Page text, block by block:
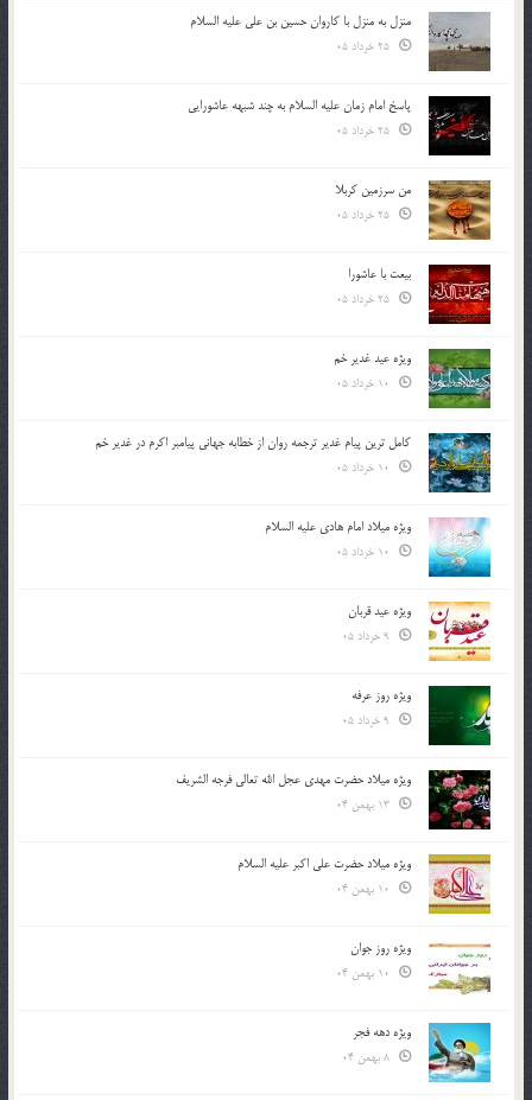
منزل به منزل با کاروان حسین بن علی علیه السلام
پاسخ امام زمان علیه السلام به چند شبهه عاشورایی
من سرزمین کربلا
بیعت با عاشورا
ویژه عید غدیر خم
کامل ترین پیام غدیر ترجمه روان از خطابه جهانی پیامبر اکرم در غدیر خم
ویژه میلاد امام هادی علیه السلام
ویژه عید قربان
ویژه روز عرفه
ویژه میلاد حضرت مهدی عجل الله تعالی فرجه الشريف
ویژه میلاد حضرت علی اکبر علیه السلام
ویژه روز جوان
ویژه دهه فجر